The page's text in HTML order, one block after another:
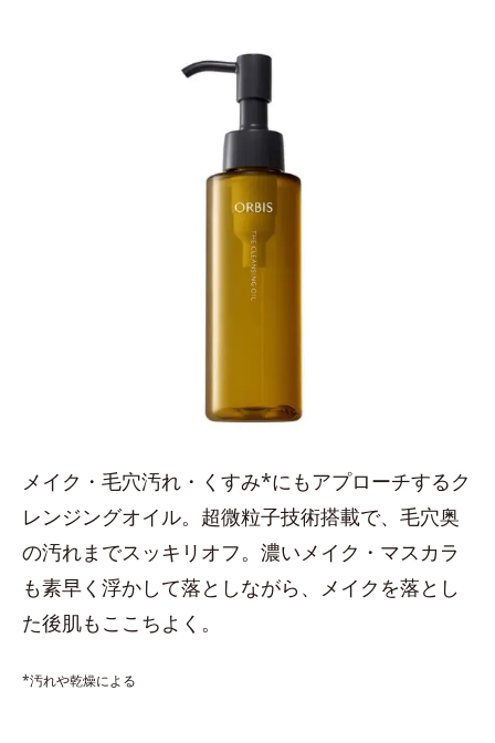
メイク・毛穴汚れ・くすみ*にもアプローチするク
レンジングオイル。超微粒子技術搭載で、毛穴奥
の汚れまでスッキリオフ。濃いメイク・マスカラ
も素早く浮かして落としながら、メイクを落とし
た後肌もここちよく。
*汚れや乾燥による